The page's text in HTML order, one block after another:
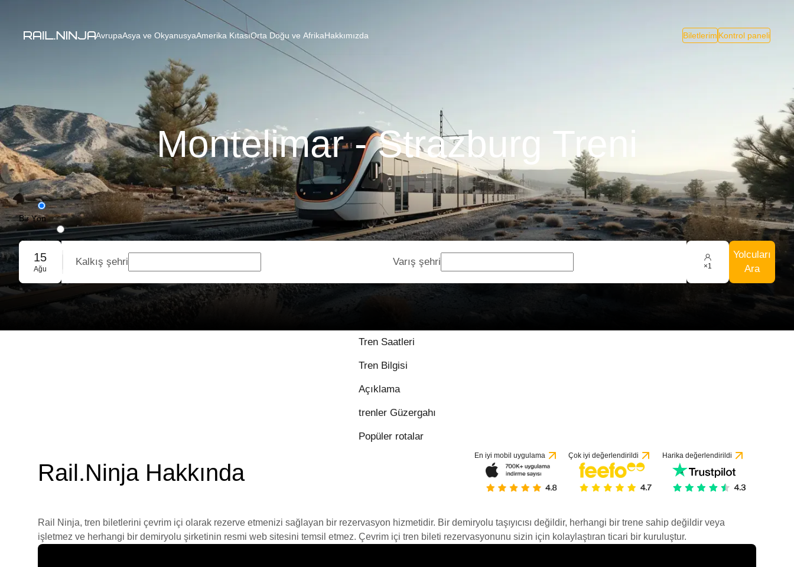
AvrupaAsya ve OkyanusyaAmerika KıtasıOrta Doğu ve AfrikaHakkımızda Biletlerim Kontrol paneli
Montelimar - Strazburg Treni
Bir Yön
Gidiş-Dönüş
Grup Rezervasyonu
15
Ağu
Kalkış şehri Varış şehri ×1
Yolcuları
Ara
Tren Saatleri
Tren Bilgisi
Açıklama
trenler Güzergahı
Popüler rotalar
Rail.Ninja Hakkında
En iyi mobil uygulama Çok iyi değerlendirildi Harika değerlendirildi
Rail Ninja, tren biletlerini çevrim içi olarak rezerve etmenizi sağlayan bir rezervasyon hizmetidir. Bir demiryolu taşıyıcısı değildir, herhangi bir trene sahip değildir veya
işletmez ve herhangi bir demiryolu şirketinin resmi web sitesini temsil etmez. Çevrim içi tren bileti rezervasyonunu sizin için kolaylaştıran ticari bir kuruluştur.